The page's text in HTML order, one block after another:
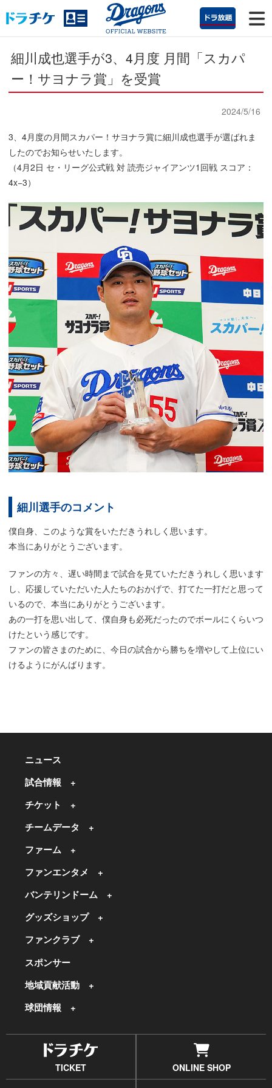
細川成也選手が3、4月度 月間「スカパ
ー！サヨナラ賞」を受賞
2024/5/16
3、4月度の月間スカパー！サヨナラ賞に細川成也選手が選ばれま
したのでお知らせいたします。
（4月2日 セ・リーグ公式戦 対 読売ジャイアンツ1回戦 スコア：
4x−3）
細川選手のコメント
僕自身、このような賞をいただきうれしく思います。
本当にありがとうございます。
ファンの方々、遅い時間まで試合を見ていただきうれしく思います
し、応援していただいた人たちのおかげで、打てた一打だと思って
いるので、本当にありがとうございます。
あの一打を思い出して、僕自身も必死だったのでボールにくらいつ
けたという感じです。
ファンの皆さまのために、今日の試合から勝ちを増やして上位にい
けるようにがんばります。
ニュース
試合情報
チケット
チームデータ
ファーム
ファンエンタメ
バンテリンドーム
グッズショップ
ファンクラブ
スポンサー
地域貢献活動
球団情報
TICKET ONLINE SHOP